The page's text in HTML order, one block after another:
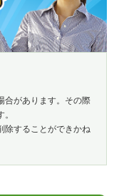
合があります。その際
除することができかね